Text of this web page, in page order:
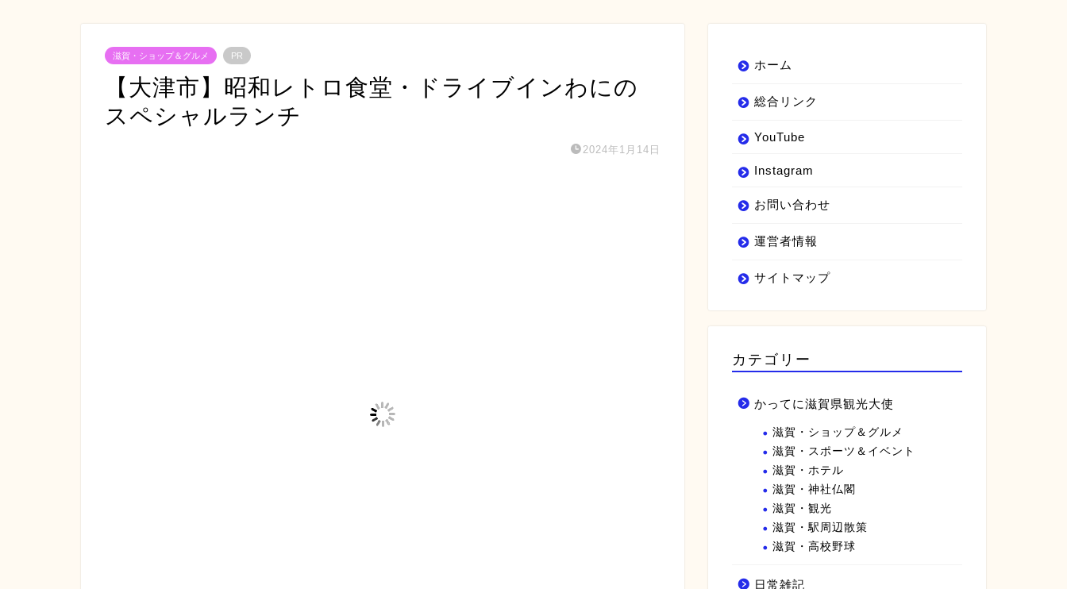
滋賀・ショップ＆グルメ PR
【大津市】昭和レトロ食堂・ドライブインわにの
スペシャルランチ
2024年1月14日
ホーム
総合リンク
YouTube
Instagram
お問い合わせ
運営者情報
サイトマップ
カテゴリー
かってに滋賀県観光大使
滋賀・ショップ＆グルメ
滋賀・スポーツ＆イベント
滋賀・ホテル
滋賀・神社仏閣
滋賀・観光
滋賀・駅周辺散策
滋賀・高校野球
日常雑記